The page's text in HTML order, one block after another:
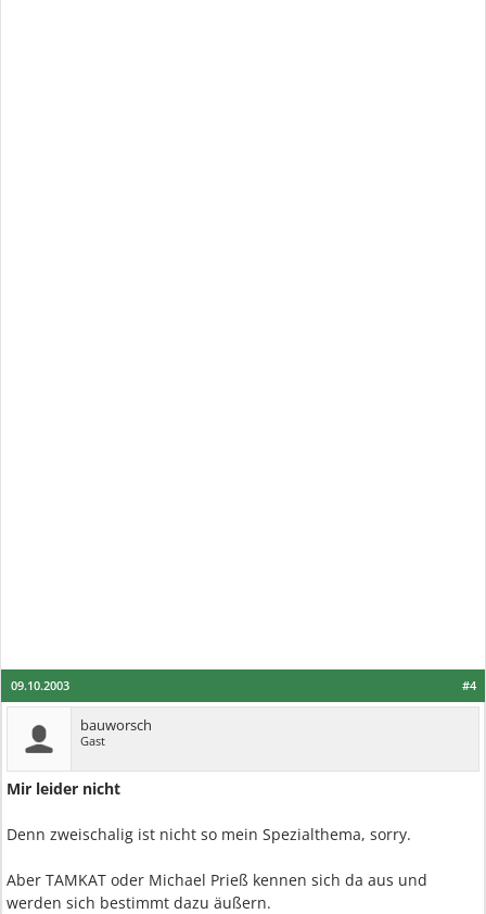
#4
09.10.2003
bauworsch
Gast
Mir leider nicht
Denn zweischalig ist nicht so mein Spezialthema, sorry.
Aber TAMKAT oder Michael Prieß kennen sich da aus und
werden sich bestimmt dazu äußern.